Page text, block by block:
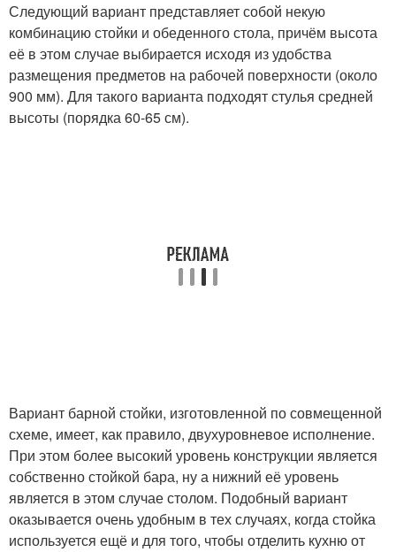
Следующий вариант представляет собой некую
комбинацию стойки и обеденного стола, причём высота
её в этом случае выбирается исходя из удобства
размещения предметов на рабочей поверхности (около
900 мм). Для такого варианта подходят стулья средней
высоты (порядка 60-65 см).
Вариант барной стойки, изготовленной по совмещенной
схеме, имеет, как правило, двухуровневое исполнение.
При этом более высокий уровень конструкции является
собственно стойкой бара, ну а нижний её уровень
является в этом случае столом. Подобный вариант
оказывается очень удобным в тех случаях, когда стойка
используется ещё и для того, чтобы отделить кухню от